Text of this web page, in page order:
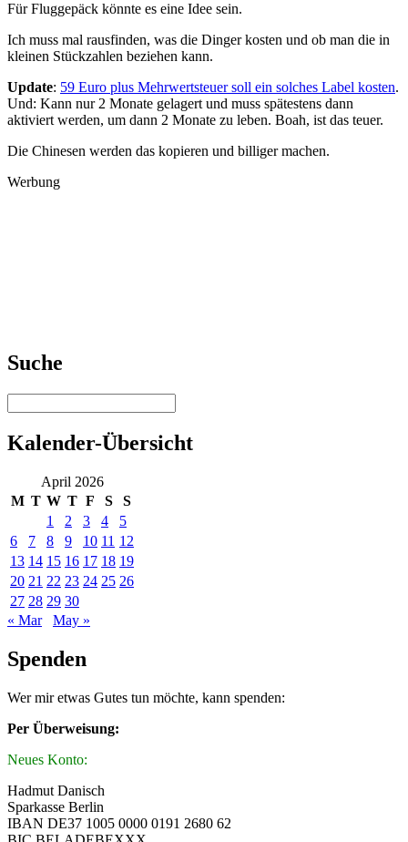
Für Fluggepäck könnte es eine Idee sein.
Ich muss mal rausfinden, was die Dinger kosten und ob man die in
kleinen Stückzahlen beziehen kann.
Update: 59 Euro plus Mehrwertsteuer soll ein solches Label kosten.
Und: Kann nur 2 Monate gelagert und muss spätestens dann
aktiviert werden, um dann 2 Monate zu leben. Boah, ist das teuer.
Die Chinesen werden das kopieren und billiger machen.
Werbung
Suche
Kalender-Übersicht
April 2026
M T W T F S
S
1
2 3 4
5
6
7 8 9 10 11 12
13 14 15 16 17 18 19
20 21 22 23 24 25 26
27 28 29 30
« Mar
May »
Spenden
Wer mir etwas Gutes tun möchte, kann spenden:
Per Überweisung:
Neues Konto:
Hadmut Danisch
Sparkasse Berlin
IBAN DE37 1005 0000 0191 2680 62